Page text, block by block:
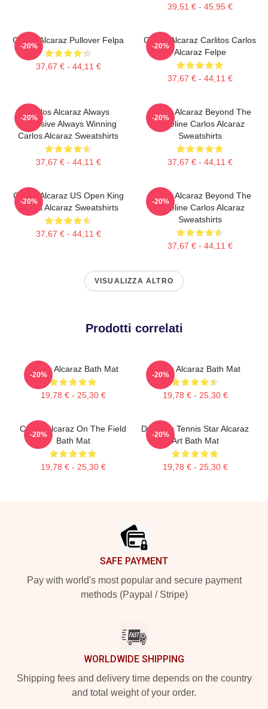
39,51 € - 45,95 €
Carlos Alcaraz Pullover Felpa
37,67 € - 44,11 €
-20%
Carlos Alcaraz Carlitos Carlos
Alcaraz Felpe
37,67 € - 44,11 €
-20%
Carlos Alcaraz Always
Explosive Always Winning
Carlos Alcaraz Sweatshirts
37,67 € - 44,11 €
-20%
Carlos Alcaraz Beyond The
Baseline Carlos Alcaraz
Sweatshirts
37,67 € - 44,11 €
-20%
Carlos Alcaraz US Open King
Carlos Alcaraz Sweatshirts
37,67 € - 44,11 €
-20%
Carlos Alcaraz Beyond The
Baseline Carlos Alcaraz
Sweatshirts
37,67 € - 44,11 €
-20%
VISUALIZZA ALTRO
Prodotti correlati
Carlos Alcaraz Bath Mat
19,78 € - 25,30 €
-20%
Carlos Alcaraz Bath Mat
19,78 € - 25,30 €
-20%
Carlos Alcaraz On The Field
Bath Mat
19,78 € - 25,30 €
-20%
Dynamic Tennis Star Alcaraz
Art Bath Mat
19,78 € - 25,30 €
-20%
SAFE PAYMENT
Pay with world's most popular and secure payment
methods (Paypal / Stripe)
WORLDWIDE SHIPPING
Shipping fees and delivery time depends on the country
and total weight of your order.